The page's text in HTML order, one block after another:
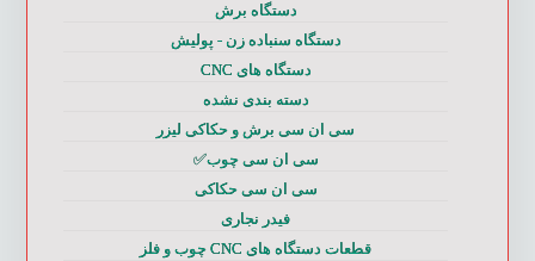
دستگاه برش
دستگاه سنباده زن - پولیش
دستگاه های CNC
دسته بندی نشده
سی ان سی برش و حکاکی لیزر
سی ان سی چوب✅
سی ان سی حکاکی
فیدر نجاری
قطعات دستگاه های CNC چوب و فلز